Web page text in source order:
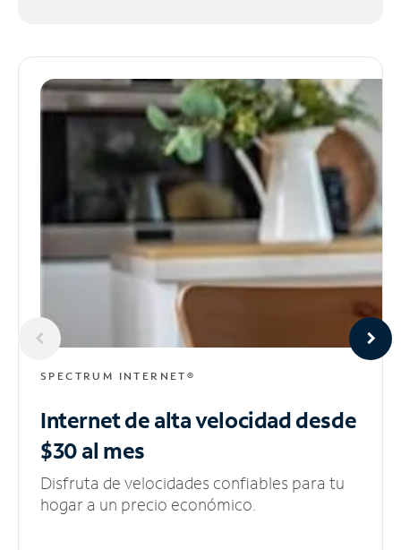
SPECTRUM INTERNET®
Internet de alta velocidaddesde
$30 al mes
Disfruta de velocidades confiables para tu
hogar a un precio económico.